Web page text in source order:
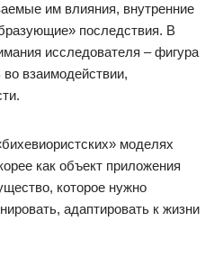
им влияния, внутренние
последствия. В
исследователя – фигура
взаимодействии,
моделях
как объект приложения
которое нужно
адаптировать к жизни